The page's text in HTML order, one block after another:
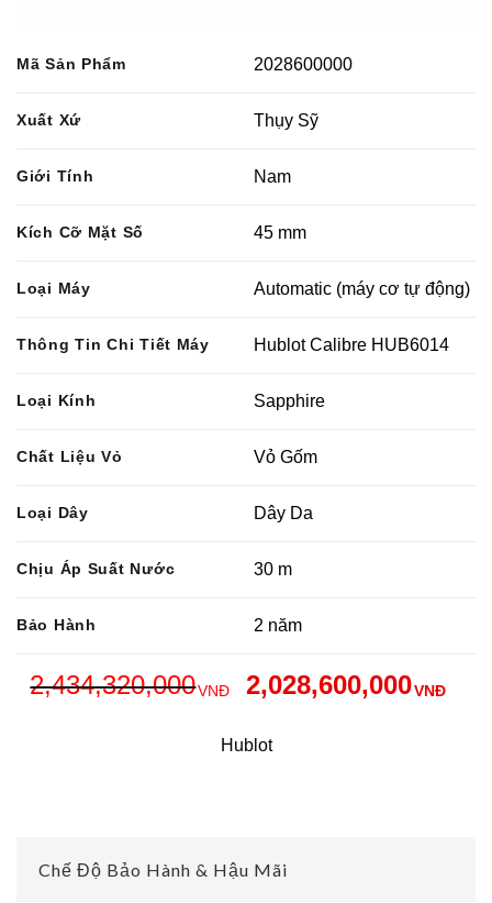
Mã Sản Phẩm 2028600000
Xuất Xứ Thụy Sỹ
Giới Tính Nam
Kích Cỡ Mặt Số 45 mm
Loại Máy Automatic (máy cơ tự động)
Thông Tin Chi Tiết Máy Hublot Calibre HUB6014
Loại Kính Sapphire
Chất Liệu Vỏ Vỏ Gốm
Loại Dây Dây Da
Chịu Áp Suất Nước 30 m
Bảo Hành 2 năm
2,434,320,000VNĐ 2,028,600,000VNĐ
Hublot
Chế Độ Bảo Hành & Hậu Mãi